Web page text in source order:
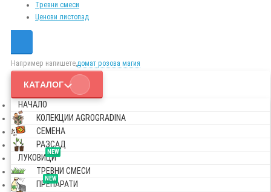
Тревни смеси
Ценови листопад
Например напишете,домат розова магия
КАТАЛОГ
НАЧАЛО
КОЛЕКЦИИ AGROGRADINA
СЕМЕНА
РАЗСАД
NEW
ЛУКОВИЦИ
ТРЕВНИ СМЕСИ
NEW
ПРЕПАРАТИ